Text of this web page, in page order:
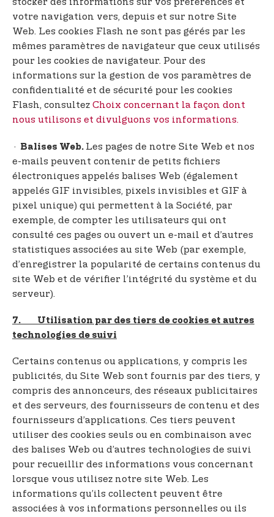
stocker des informations sur vos préférences et
votre navigation vers, depuis et sur notre Site
Web. Les cookies Flash ne sont pas gérés par les
mêmes paramètres de navigateur que ceux utilisés
pour les cookies de navigateur. Pour des
informations sur la gestion de vos paramètres de
confidentialité et de sécurité pour les cookies
Flash, consultez Choix concernant la façon dont
nous utilisons et divulguons vos informations.
· Balises Web. Les pages de notre Site Web et nos
e-mails peuvent contenir de petits fichiers
électroniques appelés balises Web (également
appelés GIF invisibles, pixels invisibles et GIF à
pixel unique) qui permettent à la Société, par
exemple, de compter les utilisateurs qui ont
consulté ces pages ou ouvert un e-mail et d’autres
statistiques associées au site Web (par exemple,
d’enregistrer la popularité de certains contenus du
site Web et de vérifier l’intégrité du système et du
serveur).
7. Utilisation par des tiers de cookies et autres
technologies de suivi
Certains contenus ou applications, y compris les
publicités, du Site Web sont fournis par des tiers, y
compris des annonceurs, des réseaux publicitaires
et des serveurs, des fournisseurs de contenu et des
fournisseurs d’applications. Ces tiers peuvent
utiliser des cookies seuls ou en combinaison avec
des balises Web ou d’autres technologies de suivi
pour recueillir des informations vous concernant
lorsque vous utilisez notre site Web. Les
informations qu’ils collectent peuvent être
associées à vos informations personnelles ou ils